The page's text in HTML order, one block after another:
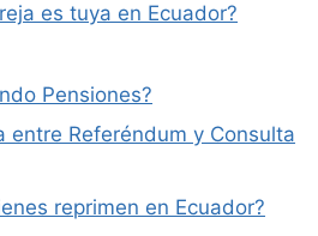
es tuya en Ecuador?
Pensiones?
entre Referéndum y Consulta
reprimen en Ecuador?